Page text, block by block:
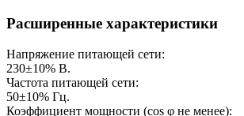
Расширенные характеристики
Напряжение питающей сети:
230±10% В.
Частота питающей сети:
50±10% Гц.
Коэффициент мощности (cos φ не менее):